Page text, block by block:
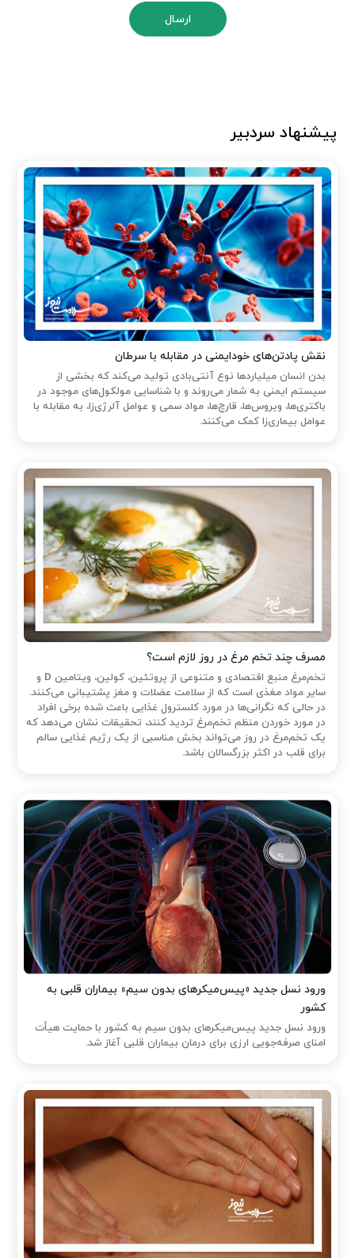
ارسال
پیشنهاد سردبیر
نقش پادتن‌های خودایمنی در مقابله با سرطان
بدن انسان میلیاردها نوع آنتی‌بادی تولید می‌کند که بخشی از
سیستم ایمنی به شمار می‌روند و با شناسایی مولکول‌های موجود در
باکتری‌ها، ویروس‌ها، قارچ‌ها، مواد سمی و عوامل آلرژی‌زا، به مقابله با
عوامل بیماری‌زا کمک می‌کنند.
مصرف چند تخم مرغ در روز لازم است؟
تخم‌مرغ منبع اقتصادی و متنوعی از پروتئین، کولین، ویتامین D و
سایر مواد مغذی است که از سلامت عضلات و مغز پشتیبانی می‌کنند.
در حالی که نگرانی‌ها در مورد کلسترول غذایی باعث شده ‌برخی افراد
در مورد خوردن منظم تخم‌مرغ تردید کنند، تحقیقات نشان می‌دهد که
یک تخم‌مرغ در روز می‌تواند بخش مناسبی از یک رژیم غذایی سالم
برای قلب در اکثر بزرگسالان باشد.
ورود نسل جدید «پیس‌میکرهای بدون سیم» بیماران قلبی به
کشور
ورود نسل جدید پیس‌میکرهای بدون سیم به کشور با حمایت هیأت
امنای صرفه‌جویی ارزی برای درمان بیماران قلبی آغاز شد.